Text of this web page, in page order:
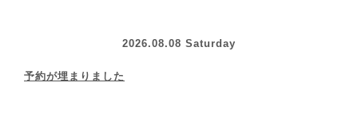
2026.08.08 Saturday
予約が埋まりました